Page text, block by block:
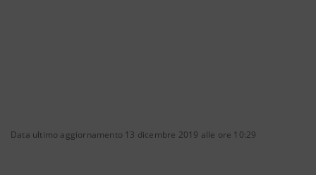
Data ultimo aggiornamento 13 dicembre 2019 alle ore 10:29